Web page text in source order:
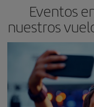
Eventos
nuestros